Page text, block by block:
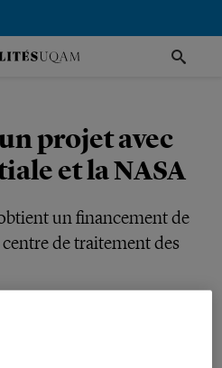
projet avec
et la NASA
un financement de
de traitement des